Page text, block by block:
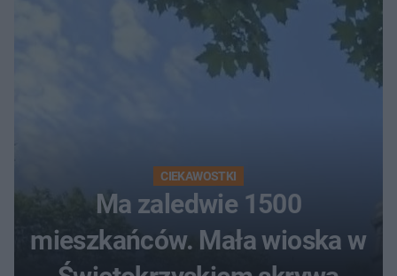
CIEKAWOSTKI
Ma zaledwie 1500
mieszkańców. Mała wioska w